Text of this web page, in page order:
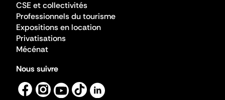
CSE et collectivités
Professionnels du tourisme
Expositions en location
Privatisations
Mécénat
Nous suivre